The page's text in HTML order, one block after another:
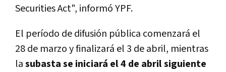
Securities Act", informó YPF.
El período de difusión pública comenzará el
28 de marzo y finalizará el 3 de abril, mientras
lasubasta se iniciará el 4 de abril siguiente